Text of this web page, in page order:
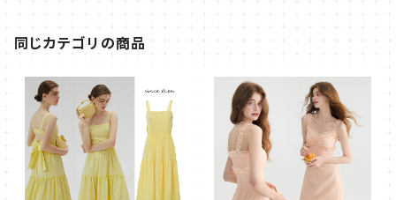
同じカテゴリの商品